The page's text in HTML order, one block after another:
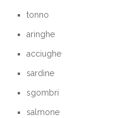
tonno
aringhe
acciughe
sardine
sgombri
salmone